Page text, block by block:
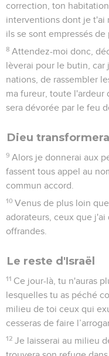
correction, ton
interventions dont je t'ai
ils se sont empressés
8 Attendez-moi donc,
lèverai pour le butin, car
nations, de rassembler
ma fureur, toute l'ardeur
sera dévorée par le feu
Dieu
9 Alors je donnerai aux
fassent tous appel au
commun accord.
10 Venus de plus loin
adorateurs, ceux que
offrandes.
Le reste d'Israël
11 Ce jour-là, tu n'auras
lesquelles tu as péché
milieu de toi ceux qui
cesseras de faire
12 Je laisserai au milieu